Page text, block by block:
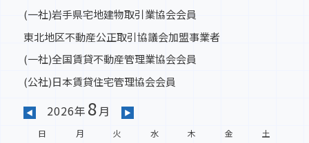
(一社)岩手県宅地建物取引業協会会員
東北地区不動産公正取引協議会加盟事業者
(一社)全国賃貸不動産管理業協会会員
(公社)日本賃貸住宅管理協会会員
◀ 2026年 8月 ▶
日 月 火 水 木 金 土